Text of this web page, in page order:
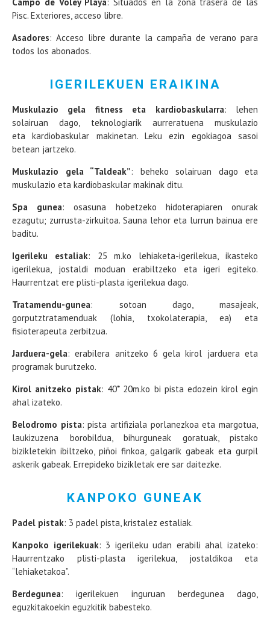
Pisc. Exteriores, acceso libre.
Asadores: Acceso libre durante la campaña de verano para
todos los abonados.
IGERILEKUEN ERAIKINA
Muskulazio gela fitness eta kardiobaskularra: lehen
solairuan dago, teknologiarik aurreratuena muskulazio
eta kardiobaskular makinetan. Leku ezin egokiagoa sasoi
betean jartzeko.
Muskulazio gela “Taldeak”: beheko solairuan dago eta
muskulazio eta kardiobaskular makinak ditu.
Spa gunea: osasuna hobetzeko hidoterapiaren onurak
ezagutu; zurrusta-zirkuitoa. Sauna lehor eta lurrun bainua ere
baditu.
Igerileku estaliak: 25 m.ko lehiaketa-igerilekua, ikasteko
igerilekua, jostaldi moduan erabiltzeko eta igeri egiteko.
Haurrentzat ere plisti-plasta igerilekua dago.
Tratamendu-gunea: sotoan dago, masajeak,
gorputztratamenduak (lohia, txokolaterapia, ea) eta
fisioterapeuta zerbitzua.
Jarduera-gela: erabilera anitzeko 6 gela kirol jarduera eta
programak burutzeko.
Kirol anitzeko pistak: 40* 20m.ko bi pista edozein kirol egin
ahal izateko.
Belodromo pista: pista artifiziala porlanezkoa eta margotua,
laukizuzena borobildua, bihurguneak goratuak, pistako
bizikletekin ibiltzeko, piñoi finkoa, galgarik gabeak eta gurpil
askerik gabeak. Errepideko bizikletak ere sar daitezke.
KANPOKO GUNEAK
Padel pistak: 3 padel pista, kristalez estaliak.
Kanpoko igerilekuak: 3 igerileku udan erabili ahal izateko:
Haurrentzako plisti-plasta igerilekua, jostaldikoa eta
“lehiaketakoa”.
Berdegunea: igerilekuen inguruan berdegunea dago,
eguzkitakoekin eguzkitik babesteko.